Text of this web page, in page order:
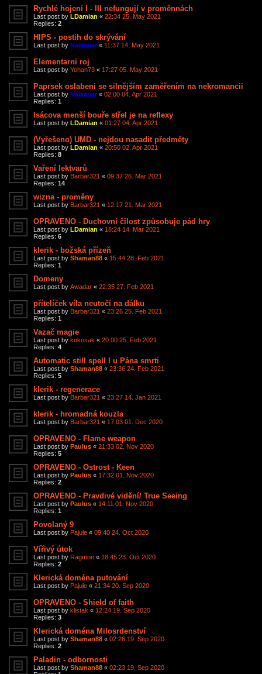
Rychlé hojení I - III nefungují v proměnnách
Last post by LDamian « 22:34 25. May 2021
Replies: 2
HIPS - postih do skrývání
Last post by Nalkanar« 11:37 14. May 2021
Elementarni roj
Last post by Yohan73 « 17:27 05. May 2021
Paprsek oslabeni se silnějším zaměřením na nekromancii
Last post by Nalkanar« 02:00 04. Apr 2021
Replies: 1
Isácova menší bouře střel je na reflexy
Last post by LDamian « 01:27 04. Apr 2021
(Vyřešeno) UMD - nejdou nasadit předměty
Last post by LDamian « 20:50 02. Apr 2021
Replies: 8
Vaření lektvarů
Last post by Barbar321 « 09:37 26. Mar 2021
Replies: 14
wizna - proměny
Last post by Barbar321 « 12:17 21. Mar 2021
OPRAVENO - Duchovní čilost způsobuje pád hry
Last post by LDamian « 18:24 14. Mar 2021
Replies: 6
klerik - božská přízeň
Last post by Shaman88 « 15:44 28. Feb 2021
Replies: 1
Domeny
Last post by Awadar « 22:35 27. Feb 2021
přítelíček víla neutočí na dálku
Last post by Barbar321 « 23:26 25. Feb 2021
Replies: 1
Vazač magie
Last post by kokosak « 20:00 25. Feb 2021
Replies: 4
Automatic still spell I u Pána smrti
Last post by Shaman88 « 23:36 24. Feb 2021
Replies: 5
klerik - regenerace
Last post by Barbar321 « 23:27 14. Jan 2021
klerik - hromadná kouzla
Last post by Barbar321 « 17:03 01. Dec 2020
OPRAVENO - Flame weapon
Last post by Paulus « 21:33 02. Nov 2020
Replies: 5
OPRAVENO - Ostrost - Keen
Last post by Paulus « 17:32 01. Nov 2020
Replies: 2
OPRAVENO - Pravdivé vidění/ True Seeing
Last post by Paulus « 14:11 01. Nov 2020
Replies: 1
Povolaný 9
Last post by Pajule « 09:40 24. Oct 2020
Vířivý útok
Last post by Ragmon « 18:45 23. Oct 2020
Replies: 2
Klerická doména putování
Last post by Pajule « 21:34 20. Sep 2020
OPRAVENO - Shield of faith
Last post by klistak « 12:24 19. Sep 2020
Replies: 3
Klerická doména Milosrdenství
Last post by Shaman88 « 02:26 19. Sep 2020
Replies: 2
Paladin - odbornosti
Last post by Shaman88 « 02:23 19. Sep 2020